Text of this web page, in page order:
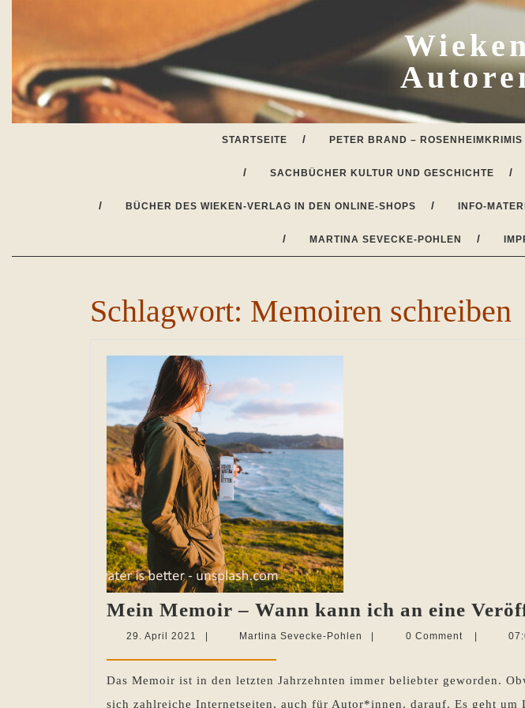
STARTSEITE PETER BRAND – ROSENHEIMKRIMIS
SACHBÜCHER KULTUR UND GESCHICHTE
BÜCHER DES WIEKEN-VERLAG IN DEN ONLINE-SHOPS INFO-
MARTINA SEVECKE-POHLEN
Schlagwort: Memoiren schreiben
Mein Memoir – Wann kann ich an eine
29. April 2021 29.
2021
Martina Sevecke-Pohlen
Martina
0 Comment
Das Memoir ist in den letzten Jahrzehnten immer beliebter geworden.
sich zahlreiche Internetseiten, auch für Autor*innen, darauf. Es geht